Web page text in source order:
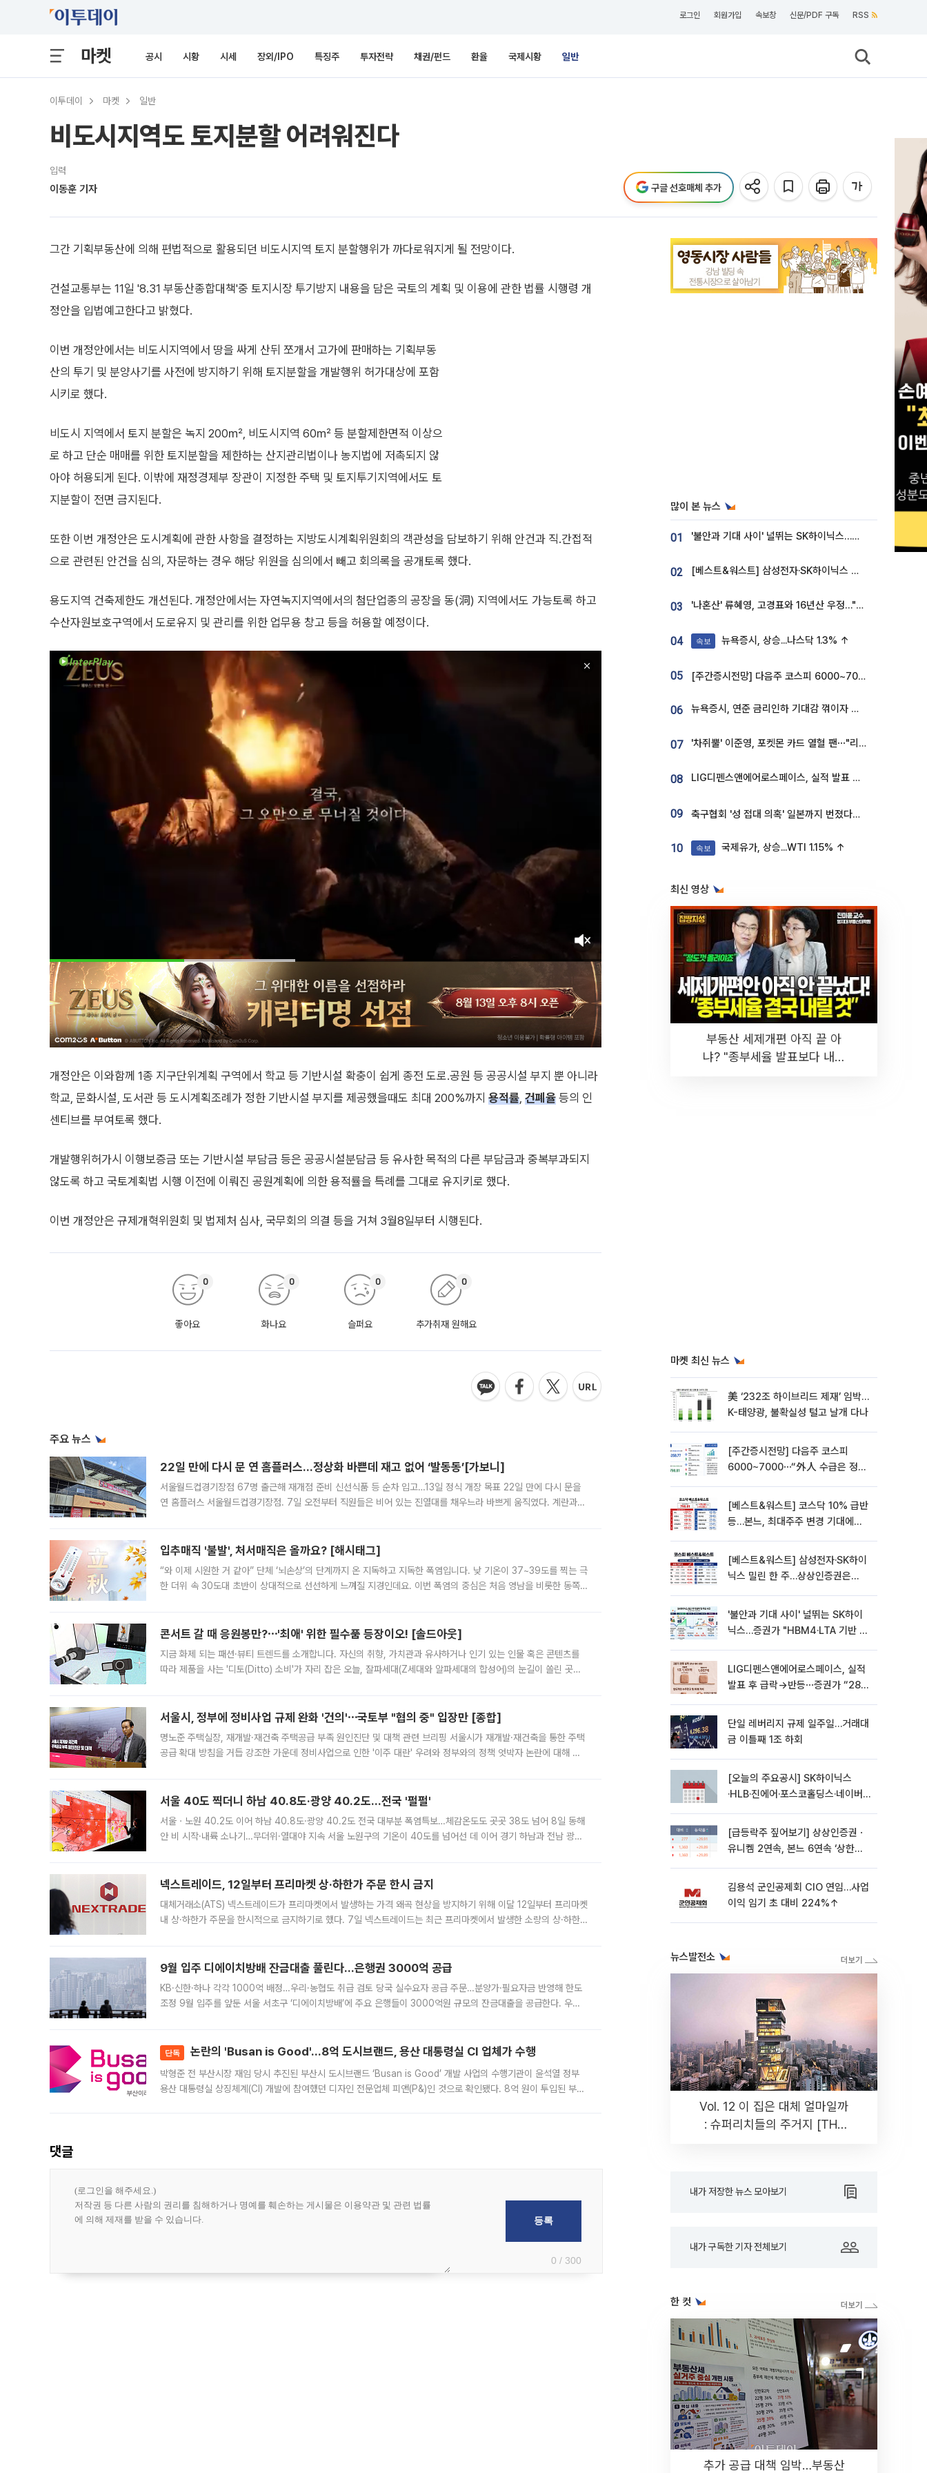
로그인 회원가입 속보창 신문/PDF 구독 RSS
마켓 공시 시황 시세 장외/IPO 특징주 투자전략 채권/펀드 환율 국제시황 일반
이투데이 마켓 일반
비도시지역도 토지분할 어려워진다
입력
이동훈 기자 구글 선호매체 추가
그간 기획부동산에 의해 편법적으로 활용되던 비도시지역 토지 분할행위가 까다로워지게 될 전망이다.
건설교통부는 11일 '8.31 부동산종합대책'중 토지시장 투기방지 내용을 담은 국토의 계획 및 이용에 관한 법률 시행령 개
정안을 입법예고한다고 밝혔다.
이번 개정안에서는 비도시지역에서 땅을 싸게 산뒤 쪼개서 고가에 판매하는 기획부동
산의 투기 및 분양사기를 사전에 방지하기 위해 토지분할을 개발행위 허가대상에 포함
시키로 했다.
비도시 지역에서 토지 분할은 녹지 200㎡, 비도시지역 60㎡ 등 분할제한면적 이상으
로 하고 단순 매매를 위한 토지분할을 제한하는 산지관리법이나 농지법에 저촉되지 않
아야 허용되게 된다. 이밖에 재정경제부 장관이 지정한 주택 및 토지투기지역에서도 토
지분할이 전면 금지된다.
또한 이번 개정안은 도시계획에 관한 사항을 결정하는 지방도시계획위원회의 객관성을 담보하기 위해 안건과 직.간접적
으로 관련된 안건을 심의, 자문하는 경우 해당 위원을 심의에서 빼고 회의록을 공개토록 했다.
용도지역 건축제한도 개선된다. 개정안에서는 자연녹지지역에서의 첨단업종의 공장을 동(洞) 지역에서도 가능토록 하고
수산자원보호구역에서 도로유지 및 관리를 위한 업무용 창고 등을 허용할 예정이다.
개정안은 이와함께 1종 지구단위계획 구역에서 학교 등 기반시설 확충이 쉽게 종전 도로.공원 등 공공시설 부지 뿐 아니라
학교, 문화시설, 도서관 등 도시계획조례가 정한 기반시설 부지를 제공했을때도 최대 200%까지 용적률, 건폐율 등의 인
센티브를 부여토록 했다.
개발행위허가시 이행보증금 또는 기반시설 부담금 등은 공공시설분담금 등 유사한 목적의 다른 부담금과 중복부과되지
않도록 하고 국토계획법 시행 이전에 이뤄진 공원계획에 의한 용적률을 특례를 그대로 유지키로 했다.
이번 개정안은 규제개혁위원회 및 법제처 심사, 국무회의 의결 등을 거쳐 3월8일부터 시행된다.
좋아요
0
화나요
0
슬퍼요
0
추가취재 원해요
0
주요 뉴스
22일 만에 다시 문 연 홈플러스…정상화 바쁜데 재고 없어 ‘발동동’[가보니]
서울월드컵경기장점 67명 출근해 재개점 준비 신선식품 등 순차 입고…13일 정식 개장 목표 22일 만에 다시 문을
연 홈플러스 서울월드컵경기장점. 7일 오전부터 직원들은 비어 있는 진열대를 채우느라 바쁘게 움직였다. 계란과
입추매직 '불발', 처서매직은 올까요? [해시태그]
“와 이제 시원한 거 같아” 단체 ‘뇌손상’의 단계까지 온 지독하고 지독한 폭염입니다. 낮 기온이 37~39도를 찍는 극
한 더위 속 30도대 초반이 상대적으로 선선하게 느껴질 지경인데요. 이번 폭염의 중심은 처음 영남을 비롯한 동쪽
콘서트 갈 때 응원봉만?⋯'최애' 위한 필수품 등장이오! [솔드아웃]
지금 화제 되는 패션·뷰티 트렌드를 소개합니다. 자신의 취향, 가치관과 유사하거나 인기 있는 인물 혹은 콘텐츠를
따라 제품을 사는 '디토(Ditto) 소비'가 자리 잡은 오늘, 잘파세대(Z세대와 알파세대의 합성어)의 눈길이 쏠린 곳은
서울시, 정부에 정비사업 규제 완화 '건의'⋯국토부 "협의 중" 입장만 [종합]
명노준 주택실장, 재개발·재건축 주택공급 부족 원인진단 및 대책 관련 브리핑 서울시가 재개발·재건축을 통한 주택
공급 확대 방침을 거듭 강조한 가운데 정비사업으로 인한 '이주 대란' 우려와 정부와의 정책 엇박자 논란에 대해 정
서울 40도 찍더니 하남 40.8도·광양 40.2도…전국 '펄펄'
서울ㆍ노원 40.2도 이어 하남 40.8도·광양 40.2도 전국 대부분 폭염특보…체감온도도 곳곳 38도 넘어 8일 동해
안 비 시작·내륙 소나기…무더위·열대야 지속 서울 노원구의 기온이 40도를 넘어선 데 이어 경기 하남과 전남 광양
넥스트레이드, 12일부터 프리마켓 상·하한가 주문 한시 금지
대체거래소(ATS) 넥스트레이드가 프리마켓에서 발생하는 가격 왜곡 현상을 방지하기 위해 이달 12일부터 프리마켓
내 상·하한가 주문을 한시적으로 금지하기로 했다. 7일 넥스트레이드는 최근 프리마켓에서 발생한 소량의 상·하한
9월 입주 디에이치방배 잔금대출 풀린다…은행권 3000억 공급
KB·신한·하나 각각 1000억 배정…우리·농협도 취급 검토 당국 실수요자 공급 주문…분양가·필요자금 반영해 한도
조정 9월 입주를 앞둔 서울 서초구 ‘디에이치방배’에 주요 은행들이 3000억원 규모의 잔금대출을 공급한다. 우리
단독 논란의 'Busan is Good'…8억 도시브랜드, 용산 대통령실 CI 업체가 수행
박형준 전 부산시장 재임 당시 추진된 부산시 도시브랜드 ‘Busan is Good’ 개발 사업의 수행기관이 윤석열 정부
용산 대통령실 상징체계(CI) 개발에 참여했던 디자인 전문업체 피앤(P&)인 것으로 확인됐다. 8억 원이 투입된 부산
댓글
0 / 300
많이 본 뉴스
01 '불안과 기대 사이' 널뛰는 SK하이닉스…증권가 "HBM4·LTA 기반 펀터멘털 견고"
02 [베스트&워스트] 삼성전자·SK하이닉스 밀린 한 주…상상인증권은 85% 급등
03 '나혼산' 류혜영, 고경표와 16년산 우정…"자취방서 부모님과 마주쳐"
04 속보 뉴욕증시, 상승...나스닥 1.3% ↑
05 [주간증시전망] 다음주 코스피 6000~7000⋯“外人 수급은 정책이 변수”
06 뉴욕증시, 연준 금리인하 기대감 꺾이자 상승...S&P500 사상 최고치 [종합]
07 '차쥐뿔' 이준영, 포켓몬 카드 열혈 팬⋯"리셀러 처단할 것"
08 LIG디펜스앤에어로스페이스, 실적 발표 후 급락→반등⋯증권가 “28년까지 튼튼”
09 축구협회 '성 접대 의혹' 일본까지 번졌다…日 심판 실명 공개
10 속보 국제유가, 상승...WTI 1.15% ↑
최신 영상
부동산 세제개편 아직 끝 아
냐? "종부세율 발표보다 내릴
마켓 최신 뉴스
美 ‘232조 하이브리드 제재’ 임박…
K-태양광, 불확실성 털고 날개 다나
[주간증시전망] 다음주 코스피
6000~7000⋯“外人 수급은 정책
[베스트&워스트] 코스닥 10% 급반
등…본느, 최대주주 변경 기대에
[베스트&워스트] 삼성전자·SK하이
닉스 밀린 한 주…상상인증권은
'불안과 기대 사이' 널뛰는 SK하이
닉스…증권가 "HBM4·LTA 기반 펀
LIG디펜스앤에어로스페이스, 실적
발표 후 급락→반등⋯증권가 “28년
단일 레버리지 규제 일주일…거래대
금 이틀째 1조 하회
[오늘의 주요공시] SK하이닉스
·HLB·진에어·포스코홀딩스·네이버·
[급등락주 짚어보기] 상상인증권ㆍ
유니켐 2연속, 본느 6연속 ‘상한
김용석 군인공제회 CIO 연임…사업
이익 임기 초 대비 224%↑
뉴스발전소
Vol. 12 이 집은 대체 얼마일까
: 슈퍼리치들의 주거지 [THE
내가 저장한 뉴스 모아보기
내가 구독한 기자 전체보기
한 컷
추가 공급 대책 임박…부동산